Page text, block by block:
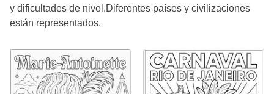
y dificultades de nivel.Diferentes países y civilizaciones
están representados.